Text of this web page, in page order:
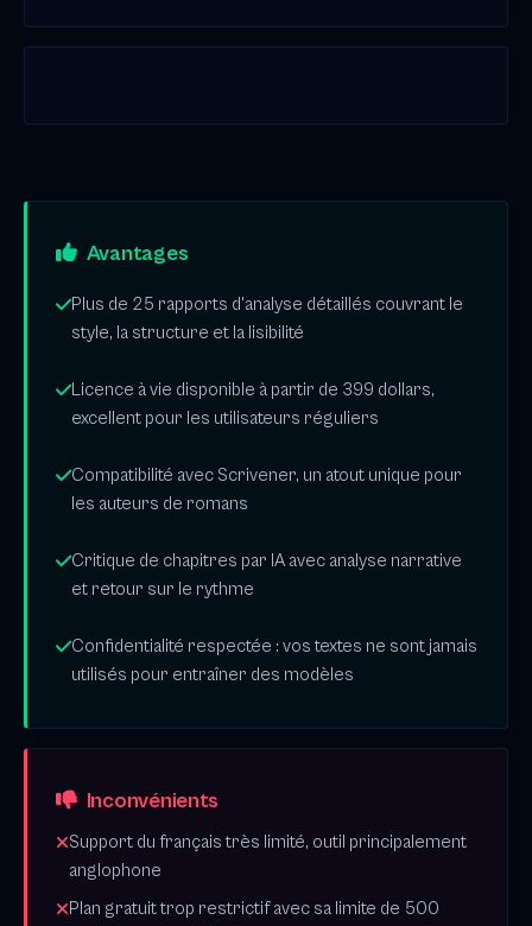
Avantages
Plus de 25 rapports d'analyse détaillés couvrant le
style, la structure et la lisibilité
Licence à vie disponible à partir de 399 dollars,
excellent pour les utilisateurs réguliers
Compatibilité avec Scrivener, un atout unique pour
les auteurs de romans
Critique de chapitres par IA avec analyse narrative
et retour sur le rythme
Confidentialité respectée : vos textes ne sont jamais
utilisés pour entraîner des modèles
Inconvénients
Support du français très limité, outil principalement
anglophone
Plan gratuit trop restrictif avec sa limite de 500